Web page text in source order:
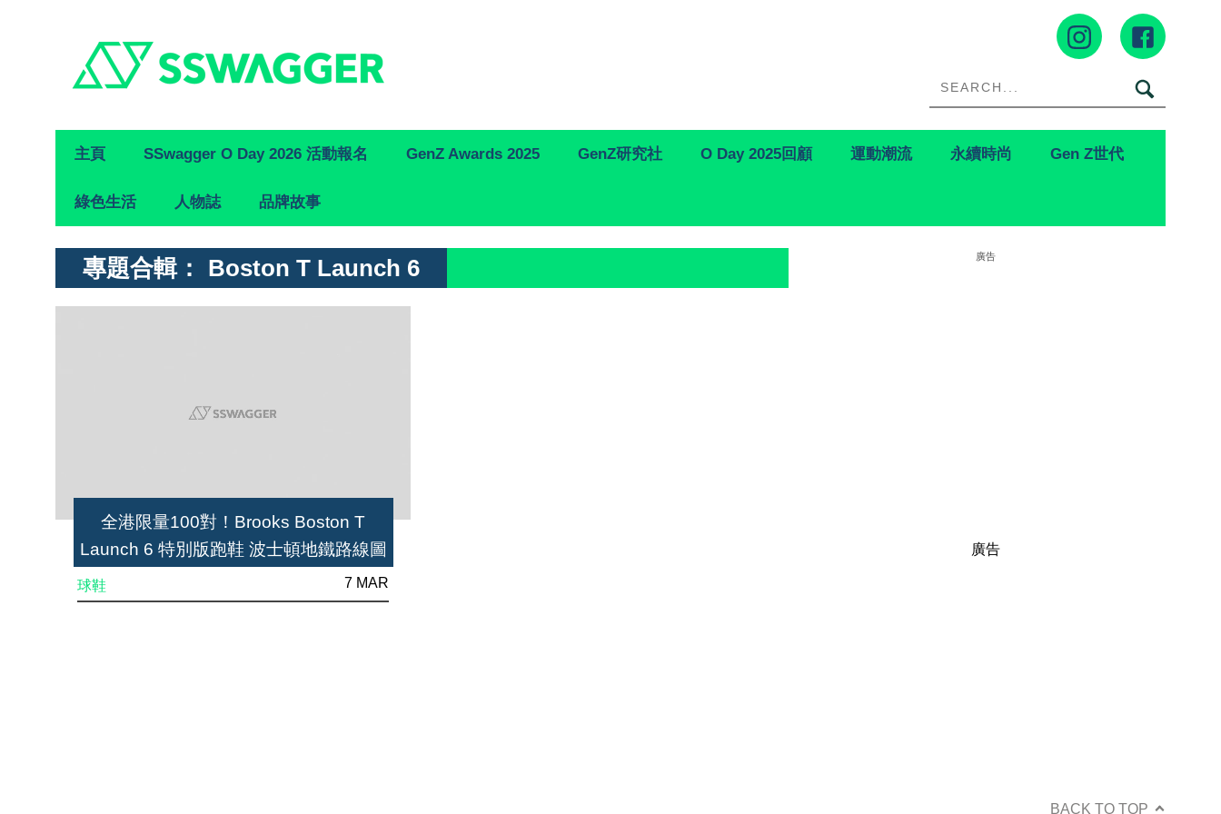
Primary
Navigation
主頁 SSwagger O Day 2026 活動報名 GenZ Awards 2025 GenZ研究社 O Day 2025回顧 運動潮流 永續時尚 Gen Z世代
綠色生活 人物誌 品牌故事
專題合輯： Boston T Launch 6
全港限量100對！Brooks Boston T
Launch 6 特別版跑鞋 波士頓地鐵路線圖
球鞋 7 MAR
廣告
廣告
BACK TO TOP